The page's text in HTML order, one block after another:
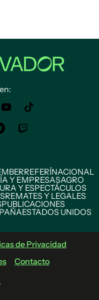
REFERÍNACIONAL
Y EMPRESASAGRO
Y ESPECTÁCULOS
REMATES Y LEGALES
PUBLICACIONES
ESTADOS UNIDOS
de Privacidad
Contacto